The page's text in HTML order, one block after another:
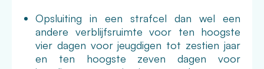
Opsluiting in een strafcel dan wel een
andere verblijfsruimte voor ten hoogste
vier dagen voor jeugdigen tot zestien jaar
en ten hoogste zeven dagen voor